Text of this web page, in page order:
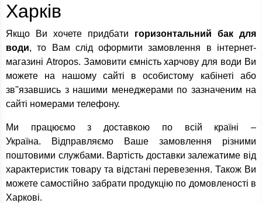
Харків
Якщо Ви хочете придбати горизонтальний бак для
води, то Вам слід оформити замовлення в інтернет-
магазині Atropos. Замовити ємність харчову для води Ви
можете на нашому сайті в особистому кабінеті або
зв''язавшись з нашими менеджерами по зазначеним на
сайті номерами телефону.
Ми працюємо з доставкою по всій країні –
Україна. Відправляємо Ваше замовлення різними
поштовими службами. Вартість доставки залежатиме від
характеристик товару та відстані перевезення. Також Ви
можете самостійно забрати продукцію по домовленості в
Харкові.